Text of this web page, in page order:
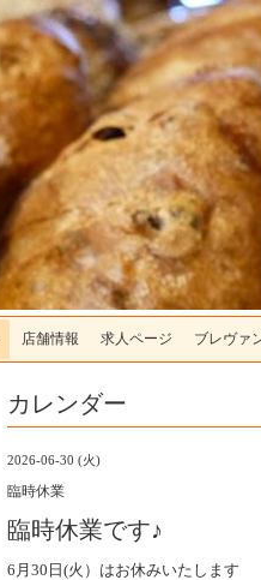
店舗情報 求人ページ ブレヴァ
カレンダー
2026-06-30 (火)
臨時休業
臨時休業です♪
6月30日(火）はお休みいたします